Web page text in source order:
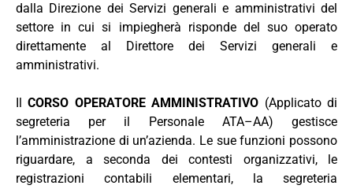
dalla Direzione dei Servizi generali e amministrativi del
settore in cui si impiegherà risponde del suo operato
direttamente al Direttore dei Servizi generali e
amministrativi.
IlCORSO OPERATORE AMMINISTRATIVO (Applicato di
segreteria per il Personale ATA–AA) gestisce
l’amministrazione di un’azienda. Le sue funzioni possono
riguardare, a seconda dei contesti organizzativi, le
registrazioni contabili elementari, la segreteria